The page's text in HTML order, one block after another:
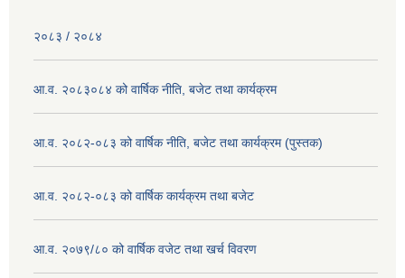
२०८३ / २०८४
आ.व. २०८३०८४ को वार्षिक नीति, बजेट तथा कार्यक्रम
आ.व. २०८२-०८३ को वार्षिक नीति, बजेट तथा कार्यक्रम (पुस्तक)
आ.व. २०८२-०८३ को वार्षिक कार्यक्रम तथा बजेट
आ.व. २०७९/८० को वार्षिक वजेट तथा खर्च विवरण